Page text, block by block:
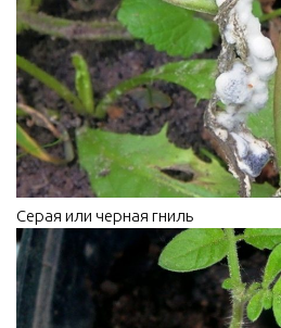
Серая или черная гниль